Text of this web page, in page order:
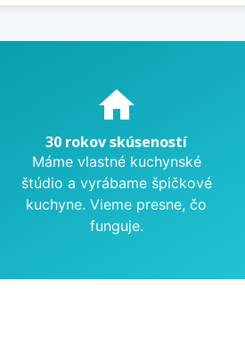
home
30 rokov skúseností
Máme vlastné kuchynské
štúdio a vyrábame špičkové
kuchyne. Vieme presne, čo
funguje.